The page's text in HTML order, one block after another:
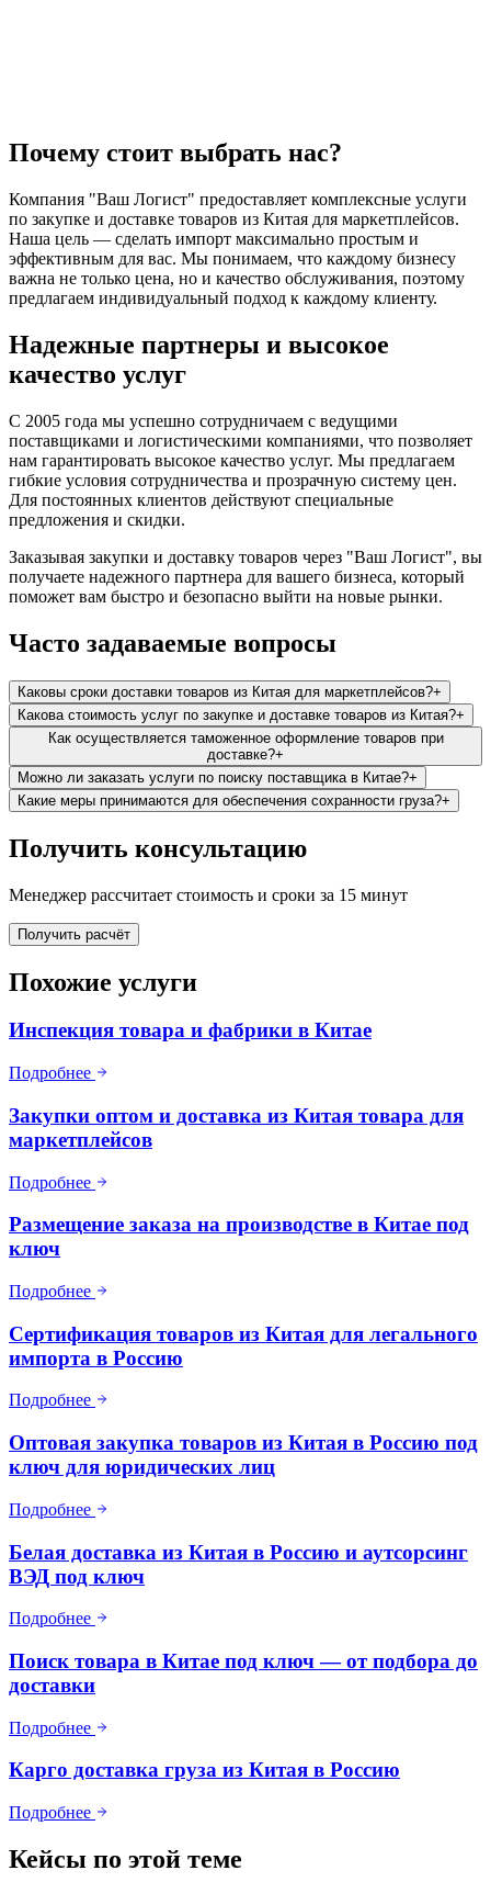
Почему стоит выбрать нас?
Компания "Ваш Логист" предоставляет комплексные услуги
по закупке и доставке товаров из Китая для маркетплейсов.
Наша цель — сделать импорт максимально простым и
эффективным для вас. Мы понимаем, что каждому бизнесу
важна не только цена, но и качество обслуживания, поэтому
предлагаем индивидуальный подход к каждому клиенту.
Надежные партнеры и высокое
качество услуг
С 2005 года мы успешно сотрудничаем с ведущими
поставщиками и логистическими компаниями, что позволяет
нам гарантировать высокое качество услуг. Мы предлагаем
гибкие условия сотрудничества и прозрачную систему цен.
Для постоянных клиентов действуют специальные
предложения и скидки.
Заказывая закупки и доставку товаров через "Ваш Логист", вы
получаете надежного партнера для вашего бизнеса, который
поможет вам быстро и безопасно выйти на новые рынки.
Часто задаваемые вопросы
Каковы сроки доставки товаров из Китая для маркетплейсов?+
Какова стоимость услуг по закупке и доставке товаров из Китая?+
Как осуществляется таможенное оформление товаров при
доставке?+
Можно ли заказать услуги по поиску поставщика в Китае?+
Какие меры принимаются для обеспечения сохранности груза?+
Получить консультацию
Менеджер рассчитает стоимость и сроки за 15 минут
Получить расчёт
Похожие услуги
Инспекция товара и фабрики в Китае
Подробнее
Закупки оптом и доставка из Китая товара для
маркетплейсов
Подробнее
Размещение заказа на производстве в Китае под
ключ
Подробнее
Сертификация товаров из Китая для легального
импорта в Россию
Подробнее
Оптовая закупка товаров из Китая в Россию под
ключ для юридических лиц
Подробнее
Белая доставка из Китая в Россию и аутсорсинг
ВЭД под ключ
Подробнее
Поиск товара в Китае под ключ — от подбора до
доставки
Подробнее
Карго доставка груза из Китая в Россию
Подробнее
Кейсы по этой теме